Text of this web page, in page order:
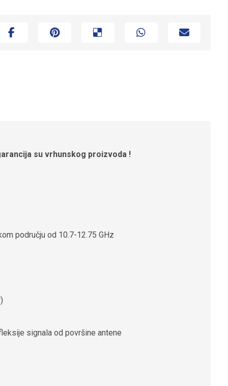
su vrhunskog proizvoda !
području od 10.7-12.75 GHz
signala od površine antene